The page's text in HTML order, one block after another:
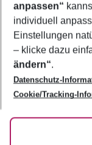
Footer
Footer navigation
Über uns
AGB
Bestpreisgarantie
Cookie-
Cookie-Richtlinie
Agenturbetreuung
Barrierefreies
FAQ
HanseMerkur
Folge uns
anpassen“
individuell
Einstellungen
– klicke dazu
ändern“.
Datenschutz-
Cookie/Tracking-